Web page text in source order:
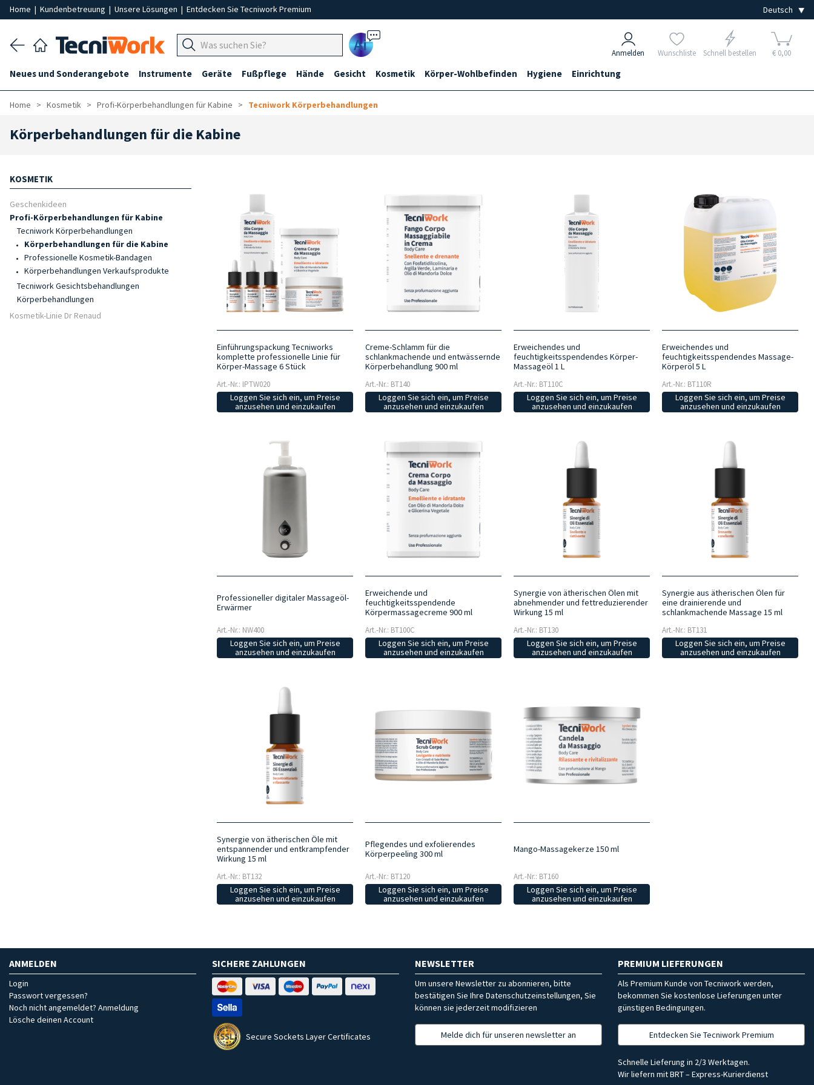
Home | Kundenbetreuung | Unsere Lösungen | Entdecken Sie Tecniwork Premium
Ai Anmelden Wunschliste Schnell bestellen € 0,00
Neues und Sonderangebote Instrumente Geräte Fußpflege Hände Gesicht Kosmetik Körper-Wohlbefinden Hygiene Einrichtung
Home Kosmetik Profi-Körperbehandlungen für Kabine Tecniwork Körperbehandlungen
Körperbehandlungen für die Kabine
KOSMETIK
Geschenkideen
Profi-Körperbehandlungen für Kabine
Tecniwork Körperbehandlungen
Körperbehandlungen für die Kabine
Professionelle Kosmetik-Bandagen
Körperbehandlungen Verkaufsprodukte
Tecniwork Gesichtsbehandlungen
Körperbehandlungen
Kosmetik-Linie Dr Renaud
Einführungspackung Tecniworks
komplette professionelle Linie für
Körper-Massage 6 Stück
Art.-Nr.: IPTW020
Loggen Sie sich ein, um Preise
anzusehen und einzukaufen
Creme-Schlamm für die
schlankmachende und entwässernde
Körperbehandlung 900 ml
Art.-Nr.: BT140
Loggen Sie sich ein, um Preise
anzusehen und einzukaufen
Erweichendes und
feuchtigkeitsspendendes Körper-
Massageöl 1 L
Art.-Nr.: BT110C
Loggen Sie sich ein, um Preise
anzusehen und einzukaufen
Erweichendes und
feuchtigkeitsspendendes Massage-
Körperöl 5 L
Art.-Nr.: BT110R
Loggen Sie sich ein, um Preise
anzusehen und einzukaufen
Professioneller digitaler Massageöl-
Erwärmer
Art.-Nr.: NW400
Loggen Sie sich ein, um Preise
anzusehen und einzukaufen
Erweichende und
feuchtigkeitsspendende
Körpermassagecreme 900 ml
Art.-Nr.: BT100C
Loggen Sie sich ein, um Preise
anzusehen und einzukaufen
Synergie von ätherischen Ölen mit
abnehmender und fettreduzierender
Wirkung 15 ml
Art.-Nr.: BT130
Loggen Sie sich ein, um Preise
anzusehen und einzukaufen
Synergie aus ätherischen Ölen für
eine drainierende und
schlankmachende Massage 15 ml
Art.-Nr.: BT131
Loggen Sie sich ein, um Preise
anzusehen und einzukaufen
Synergie von ätherischen Öle mit
entspannender und entkrampfender
Wirkung 15 ml
Art.-Nr.: BT132
Loggen Sie sich ein, um Preise
anzusehen und einzukaufen
Pflegendes und exfolierendes
Körperpeeling 300 ml
Art.-Nr.: BT120
Loggen Sie sich ein, um Preise
anzusehen und einzukaufen
Mango-Massagekerze 150 ml
Art.-Nr.: BT160
Loggen Sie sich ein, um Preise
anzusehen und einzukaufen
ANMELDEN
Login
Passwort vergessen?
Noch nicht angemeldet? Anmeldung
Lösche deinen Account
SICHERE ZAHLUNGEN
Secure Sockets Layer Certificates
NEWSLETTER
Um unsere Newsletter zu abonnieren, bitte
bestätigen Sie Ihre Datenschutzeinstellungen, Sie
können sie jederzeit modifizieren
Melde dich für unseren newsletter an
PREMIUM LIEFERUNGEN
Als Premium Kunde von Tecniwork werden,
bekommen Sie kostenlose Lieferungen unter
günstigen Bedingungen.
Entdecken Sie Tecniwork Premium
Schnelle Lieferung in 2/3 Werktagen.
Wir liefern mit BRT – Express-Kurierdienst